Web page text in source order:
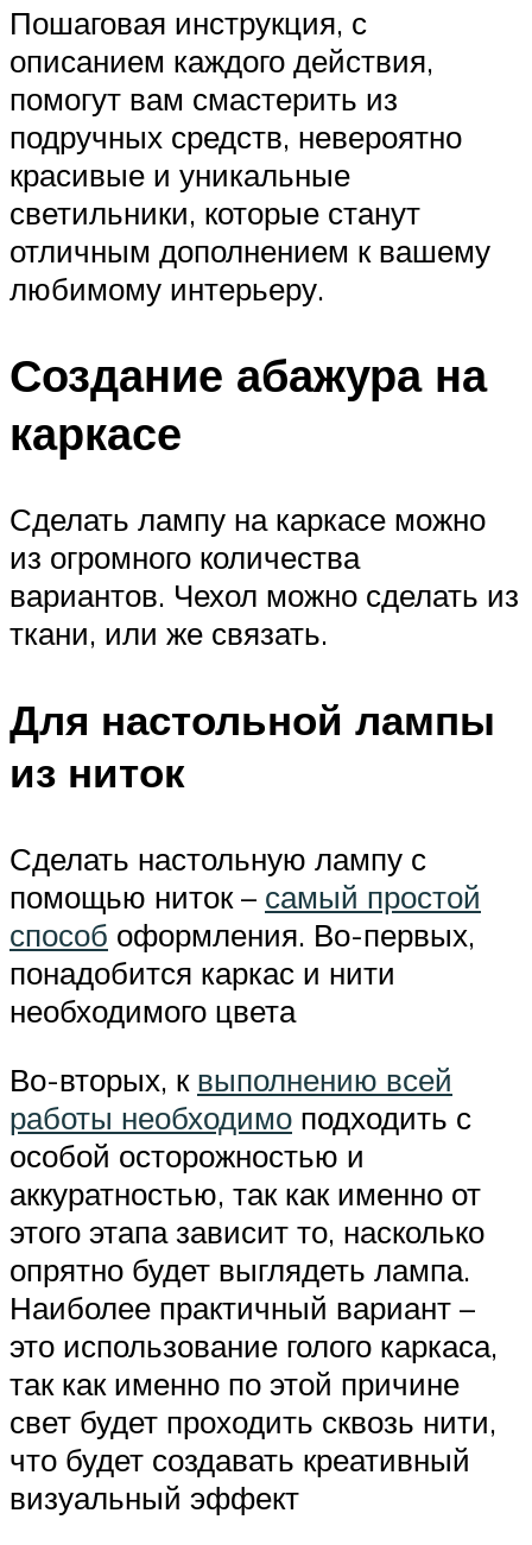
Пошаговая инструкция, с
описанием каждого действия,
помогут вам смастерить из
подручных средств, невероятно
красивые и уникальные
светильники, которые станут
отличным дополнением к вашему
любимому интерьеру.
Создание абажура на
каркасе
Сделать лампу на каркасе можно
из огромного количества
вариантов. Чехол можно сделать из
ткани, или же связать.
Для настольной лампы
из ниток
Сделать настольную лампу с
помощью ниток – самый простой
способ оформления. Во-первых,
понадобится каркас и нити
необходимого цвета
Во-вторых, к выполнению всей
работы необходимо подходить с
особой осторожностью и
аккуратностью, так как именно от
этого этапа зависит то, насколько
опрятно будет выглядеть лампа.
Наиболее практичный вариант –
это использование голого каркаса,
так как именно по этой причине
свет будет проходить сквозь нити,
что будет создавать креативный
визуальный эффект